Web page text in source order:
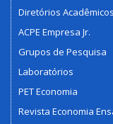
Diretórios Acadêmicos
ACPE Empresa Jr.
Grupos de Pesquisa
Laboratórios
PET Economia
Revista Economia